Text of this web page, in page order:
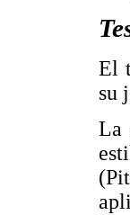
El
su
La